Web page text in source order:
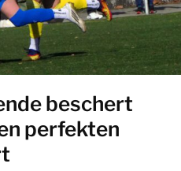
beschert
perfekten